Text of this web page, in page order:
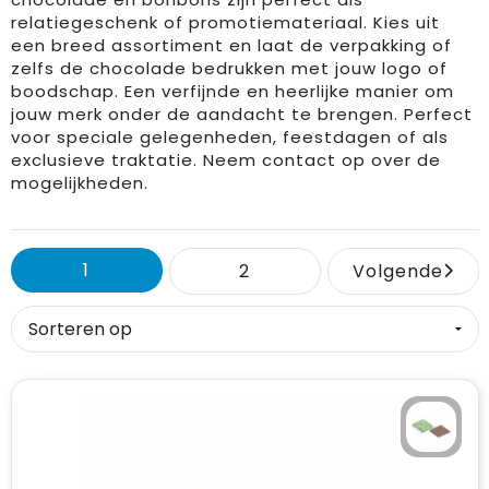
Drinkwaren
Dekens, Fleecedekens en Kussens
Feestartikelen
Golf
Huis, Tuin en Keuken
Kantoor en Zakelijk
Kinderen, Peuters en Baby's
Overalls
Overhemden
Polo's
Reflecterende polo's
Regenkleding
Schorten en Sloven
Sweaters
Kleding accessoires
Ondergoed, Sokken en Nachtkleding
Overhemden
Peuters en Baby's
Polo's
Regenkleding
Sweaters
Duffeltassen
Fietstassen
Heuptassen
Jute tassen
Katoenen draagtassen
Koeltassen en Koelboxen
Koffers en Trolleys
Brievenbusgeschenk
relatiegeschenk of promotiemateriaal. Kies uit
een breed assortiment en laat de verpakking of
zelfs de chocolade bedrukken met jouw logo of
boodschap. Een verfijnde en heerlijke manier om
jouw merk onder de aandacht te brengen. Perfect
voor speciale gelegenheden, feestdagen of als
exclusieve traktatie. Neem contact op over de
mogelijkheden.
1 2 Volgende